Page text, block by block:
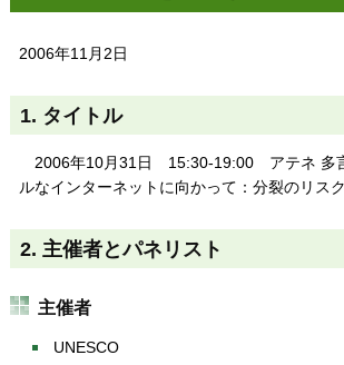
2006年11月2日
1. タイトル
2006年10月31日 15:30-19:00 アテネ 多
ルなインターネットに向かって：分裂のリス
2. 主催者とパネリスト
主催者
UNESCO